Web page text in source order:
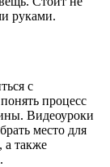
руками.
с
процесс
Видеоуроки
место для
а также